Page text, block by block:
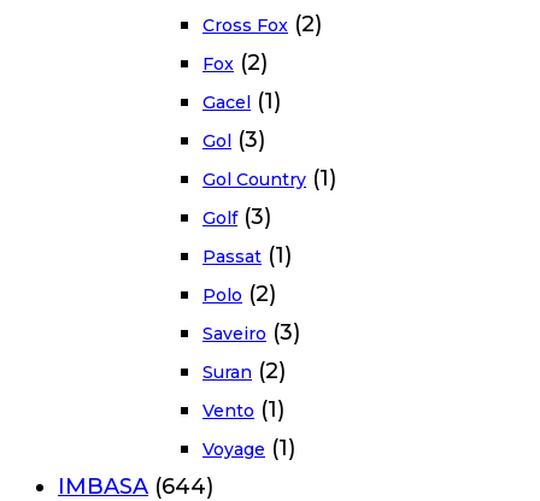
Cross Fox (2)
Fox (2)
Gacel (1)
Gol (3)
Gol Country (1)
Golf (3)
Passat (1)
Polo (2)
Saveiro (3)
Suran (2)
Vento (1)
Voyage (1)
IMBASA (644)